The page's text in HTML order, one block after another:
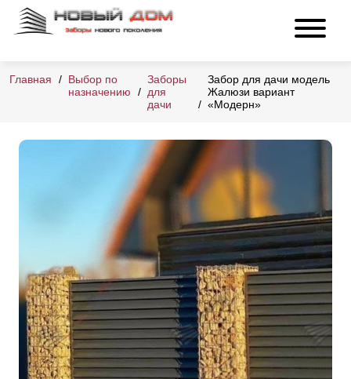
Главная
Выбор по
назначению
Заборы
для
дачи
Забор для дачи модель
Жалюзи вариант
«Модерн»